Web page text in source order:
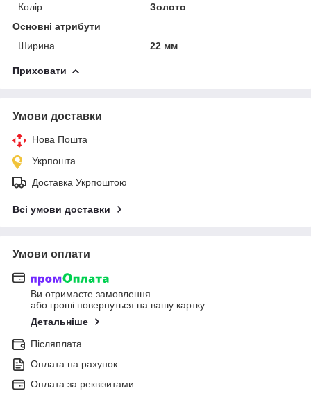
Колір
Золото
Основні атрибути
Ширина
22 мм
Приховати
Умови доставки
Нова Пошта
Укрпошта
Доставка Укрпоштою
Всі умови доставки
Умови оплати
Ви отримаєте замовлення
або гроші повернуться на вашу картку
Детальніше
Післяплата
Оплата на рахунок
Оплата за реквізитами